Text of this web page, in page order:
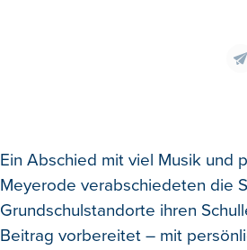
Ein Abschied mit viel Musik und
Meyerode verabschiedeten die
Grundschulstandorte ihren
Beitrag vorbereitet – mit